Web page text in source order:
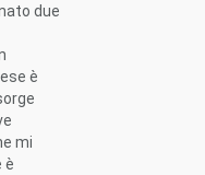
due
è
mi
è